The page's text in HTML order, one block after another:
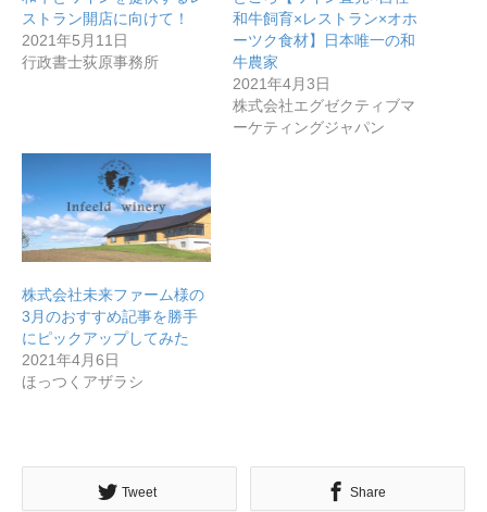
無料で登録したい企業様はこちら
メディア取材受付口はこちら
ストラン開店に向けて！
2021年5月11日
行政書士荻原事務所
和牛飼育×レストラン×オホ
ーツク食材】日本唯一の和
牛農家
2021年4月3日
株式会社エグゼクティブマ
ーケティングジャパン
株式会社未来ファーム様の
3月のおすすめ記事を勝手
にピックアップしてみた
2021年4月6日
ほっつくアザラシ
Tweet Share